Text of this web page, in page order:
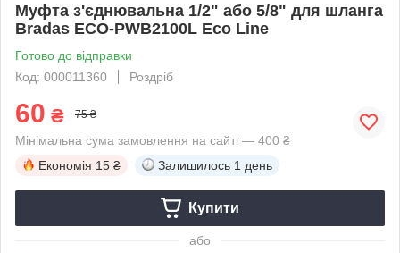
Муфта з'єднювальна 1/2" або 5/8" для шланга
Bradas ECO-PWB2100L Eco Line
Готово до відправки
Код: 000011360
Роздріб
60 ₴ 75 ₴
Мінімальна сума замовлення на сайті — 400 ₴
Економія 15 ₴ Залишилось 1 день
Купити
або